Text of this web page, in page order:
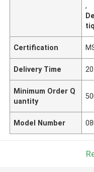
,
Certification
Delivery Time
Minimum Order Q
uantity
Model Number